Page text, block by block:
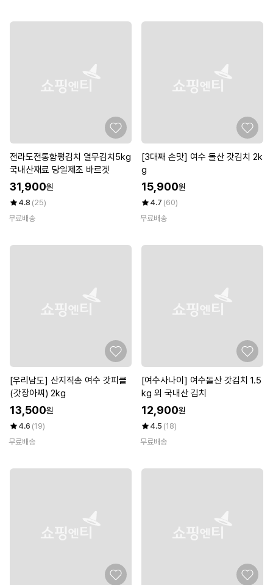
전라도전통함평김치 열무김치5kg
국내산재료 당일제조 바르겟
31,900원
4.8 (25)
무료배송
[3대째 손맛] 여수 돌산 갓김치 2k
g
15,900원
4.7 (60)
무료배송
[우리남도] 산지직송 여수 갓피클
(갓장아찌) 2kg
13,500원
4.6 (19)
무료배송
[여수사나이] 여수돌산 갓김치 1.5
kg 외 국내산 김치
12,900원
4.5 (18)
무료배송